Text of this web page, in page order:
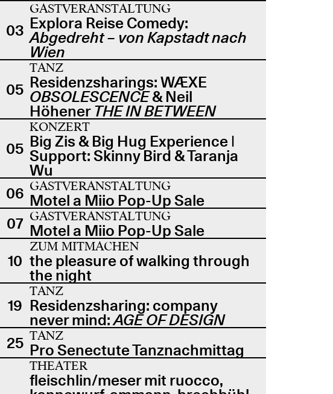
03
GASTVERANSTALTUNG
Explora Reise Comedy:
Abgedreht – von Kapstadt nach
Wien
05
TANZ
Residenzsharings: WÆXE
OBSOLESCENCE& Neil
Höhener THE IN BETWEEN
05
KONZERT
Big Zis & Big Hug Experience |
Support: Skinny Bird & Taranja
Wu
06 GASTVERANSTALTUNG
Motel a Miio Pop-Up Sale
07 GASTVERANSTALTUNG
Motel a Miio Pop-Up Sale
10
ZUM MITMACHEN
the pleasure of walking through
the night
19
TANZ
Residenzsharing: company
never mind:AGE OF DESIGN
25 TANZ
Pro Senectute Tanznachmittag
THEATER
fleischlin/meser mit ruocco,